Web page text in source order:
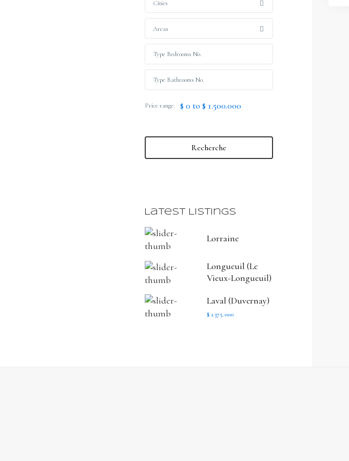
Cities
Areas
Price range: $ 0 to $ 1.500.000
Recherche
Latest Listings
Lorraine
Longueuil (Le
Vieux-Longueuil)
Laval (Duvernay)
$ 1.375.000